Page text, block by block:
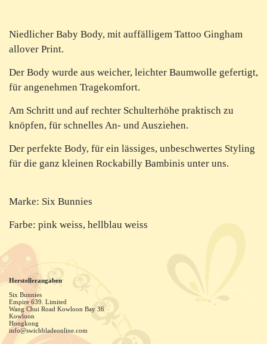
Niedlicher Baby Body, mit auffälligem Tattoo Gingham
allover Print.
Der Body wurde aus weicher, leichter Baumwolle gefertigt,
für angenehmen Tragekomfort.
Am Schritt und auf rechter Schulterhöhe praktisch zu
knöpfen, für schnelles An- und Ausziehen.
Der perfekte Body, für ein lässiges, unbeschwertes Styling
für die ganz kleinen Rockabilly Bambinis unter uns.
Marke: Six Bunnies
Farbe: pink weiss, hellblau weiss
Herstellerangaben
Six Bunnies
Empire 639. Limited
Wang Chui Road Kowloon Bay 36
Kowloon
Hongkong
info@swichbladeonline.com